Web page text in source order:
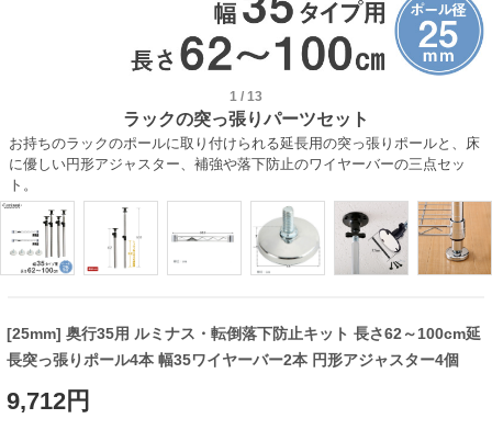
1 / 13
ラックの突っ張りパーツセット
お持ちのラックのポールに取り付けられる延長用の突っ張りポールと、床
に優しい円形アジャスター、補強や落下防止のワイヤーバーの三点セッ
ト。
[25mm] 奥行35用 ルミナス・転倒落下防止キット 長さ62～100cm延
長突っ張りポール4本 幅35ワイヤーバー2本 円形アジャスター4個
9,712円